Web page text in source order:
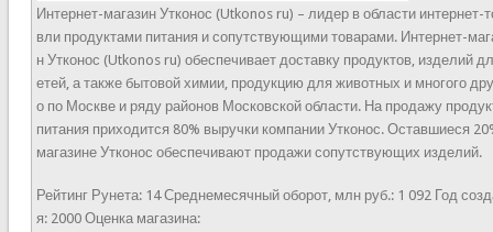
Интернет-магазин Утконос (Utkonos ru) – лидер в области интернет-
вли продуктами питания и сопутствующими товарами. Интернет-
н Утконос (Utkonos ru) обеспечивает доставку продуктов, изделий
етей, а также бытовой химии, продукцию для животных и многого
о по Москве и ряду районов Московской области. На продажу
питания приходится 80% выручки компании Утконос. Оставшиеся
магазине Утконос обеспечивают продажи сопутствующих изделий.
Рейтинг Рунета: 14 Среднемесячный оборот, млн руб.: 1 092 Год
я: 2000 Оценка магазина: